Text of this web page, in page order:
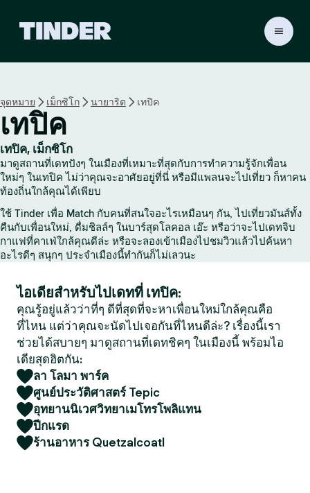
ก
d
e
จุดหมาย เม็กซิโก นายาริต เทปิค
เทปิค
เทปิค, เม็กซิโก
มาดูสถานที่เดทปังๆ ในเมืองที่เหมาะที่สุดกับการทำความรู้จักเพื่อน
ใหม่ๆ ในเทปิค ไม่ว่าคุณจะอาศัยอยู่ที่นี่ หรือมีแพลนจะไปเที่ยว ก็หาคน
ท้องถิ่นใกล้คุณได้เพียบ
ใช้ Tinder เพื่อ Match กับคนที่สนใจอะไรเหมือนๆ กัน, ไปเที่ยวมันส์ทั้ง
คืนกับเพื่อนใหม่, ดื่มชิลล์ๆ ในบาร์สุดโลคอล เอ๊ะ หรือว่าจะไปเดทจิบ
กาแฟที่คาเฟ่ใกล้คุณดีล่ะ หรือจะลองเข้าเมืองไปชมวิวแล้วไปค้นหา
อะไรดีๆ สนุกๆ ประจำเมืองนี้ทำกันก็ไม่เลวนะ
ไอเดียสำหรับไปเดทที่ เทปิค:
คุณรู้อยู่แล้วว่าที่ๆ ดีที่สุดที่จะหาเพื่อนใหม่ใกล้คุณคือ
ที่ไหน แต่ว่าคุณจะนัดไปเจอกันที่ไหนดีล่ะ? เรื่องนี้เรา
ช่วยได้สบายๆ มาดูสถานที่เดทชิคๆ ในเมืองนี้ พร้อมไอ
เดียสุดฮิตกัน:
ลา โลมา พาร์ค
ศูนย์ประวัติศาสตร์ Tepic
อุทยานนิเวศวิทยาเมโทรโพลิแทน
ปีกแรด
ร้านอาหาร Quetzalcoatl